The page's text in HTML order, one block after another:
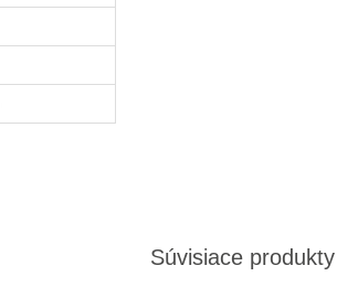
Súvisiace produkty